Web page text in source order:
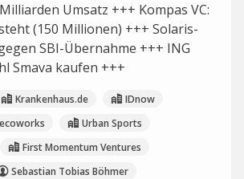
Umsatz +++ Kompas VC:
(150 Millionen) +++ Solaris-
SBI-Übernahme +++ ING
Smava kaufen +++
Krankenhaus.de
IDnow
ecoworks
Urban Sports
First Momentum Ventures
Sebastian Tobias Böhmer